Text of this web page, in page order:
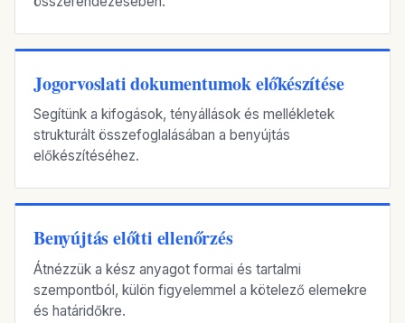
Jogorvoslati dokumentumok előkészítése
Segítünk a kifogások, tényállások és mellékletek
strukturált összefoglalásában a benyújtás
előkészítéséhez.
Benyújtás előtti ellenőrzés
Átnézzük a kész anyagot formai és tartalmi
szempontból, külön figyelemmel a kötelező elemekre
és határidőkre.